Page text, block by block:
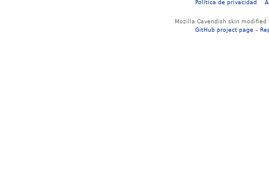
Política de privacidad
Mozilla Cavendish skin modified
GitHub project page –